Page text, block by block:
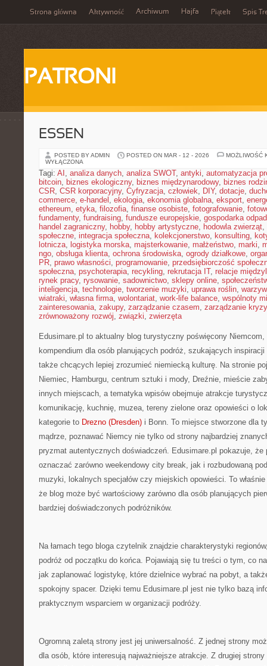
Strona główna Aktywność Archiwum Hajfa Piątek Spis
PATRONI
ESSEN
POSTED BY ADMIN POSTED ON MAR - 12 - 2026
MOŻLIWOŚĆ
WYŁĄCZONA
Tagi: AI , analiza danych, analiza SWOT, antyki, automatyzacja
bitcoin, biznes ekologiczny, biznes międzynarodowy, biznes
CSR, CSR korporacyjny, Cyfryzacja, człowiek, DIY, dotacje,
commerce, e-handel , ekologia, ekonomia globalna, eksport,
ethereum, etyka, filozofia, finanse osobiste, fotografowanie,
fundamenty, fundraising, fundusze europejskie, gospodarka
handel zagraniczny, hobby, hobby artystyczne, hodowla zwierząt,
społeczne, integracja społeczna, kolekcjonerstwo, konsulting,
lotnicza, logistyka morska, majsterkowanie, małżeństwo, marki,
ngo, obsługa klienta, ochrona środowiska, ogrody działkowe,
PR, prawo własności, programowanie, przedsiębiorczość
społeczna, psychoterapia, recykling, rekrutacja IT, relacje
rynek pracy, rysowanie, sadownictwo, sklepy online,
inteligencja, technologie, tworzenie muzyki, uprawa roślin,
wiatraki, własna firma, wolontariat, work-life balance, wspólnoty
zainteresowania, zakupy, zarządzanie czasem, zarządzanie
zrównoważony rozwój, związki, zwierzęta
Edusimare.pl to aktualny blog turystyczny poświęcony Niemcom,
kompendium dla osób planujących podróż, szukających
także chcących lepiej zrozumieć niemiecką kulturę. Na stronie
Niemiec, Hamburgu, centrum sztuki i mody, Dreźnie, mieście
innych miejscach, a tematyka wpisów obejmuje atrakcje
komunikację, kuchnię, muzea, tereny zielone oraz opowieści o
kategorie to Drezno (Dresden) i Bonn. To miejsce stworzone dla
mądrze, poznawać Niemcy nie tylko od strony najbardziej
pryzmat autentycznych doświadczeń. Edusimare.pl pokazuje, że
oznaczać zarówno weekendowy city break, jak i rozbudowaną
muzyki, lokalnych specjałów czy miejskich opowieści. To
że blog może być wartościowy zarówno dla osób planujących
bardziej doświadczonych podróżników.
Na łamach tego bloga czytelnik znajdzie charakterystyki
podróż od początku do końca. Pojawiają się tu treści o tym, co
jak zaplanować logistykę, które dzielnice wybrać na pobyt, a
spokojny spacer. Dzięki temu Edusimare.pl jest nie tylko bazą
praktycznym wsparciem w organizacji podróży.
Ogromną zaletą strony jest jej uniwersalność. Z jednej strony
dla osób, które interesują najważniejsze atrakcje. Z drugiej